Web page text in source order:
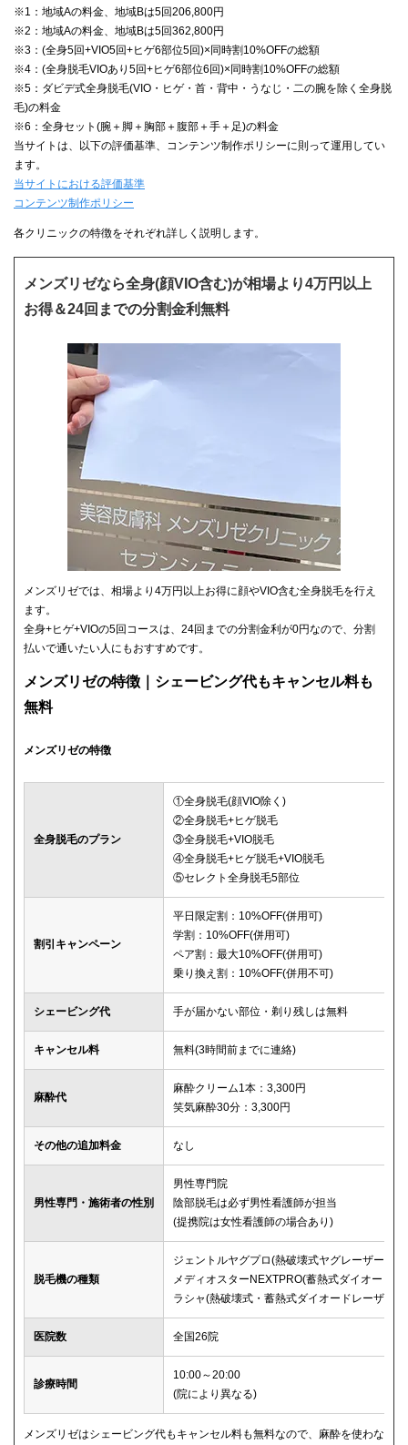
※1：地域Aの料金、地域Bは5回206,800円
※2：地域Aの料金、地域Bは5回362,800円
※3：(全身5回+VIO5回+ヒゲ6部位5回)×同時割10%OFFの総額
※4：(全身脱毛VIOあり5回+ヒゲ6部位6回)×同時割10%OFFの総額
※5：ダビデ式全身脱毛(VIO・ヒゲ・首・背中・うなじ・二の腕を除く全身脱
毛)の料金
※6：全身セット(腕＋脚＋胸部＋腹部＋手＋足)の料金
当サイトは、以下の評価基準、コンテンツ制作ポリシーに則って運用してい
ます。
当サイトにおける評価基準
コンテンツ制作ポリシー
各クリニックの特徴をそれぞれ詳しく説明します。
メンズリゼなら全身(顔VIO含む)が相場より4万円以上
お得＆24回までの分割金利無料
メンズリゼでは、相場より4万円以上お得に顔やVIO含む全身脱毛を行え
ます。
全身+ヒゲ+VIOの5回コースは、24回までの分割金利が0円なので、分割
払いで通いたい人にもおすすめです。
メンズリゼの特徴｜シェービング代もキャンセル料も
無料
メンズリゼの特徴
全身脱毛のプラン
①全身脱毛(顔VIO除く)
②全身脱毛+ヒゲ脱毛
③全身脱毛+VIO脱毛
④全身脱毛+ヒゲ脱毛+VIO脱毛
⑤セレクト全身脱毛5部位
割引キャンペーン
平日限定割：10%OFF(併用可)
学割：10%OFF(併用可)
ペア割：最大10%OFF(併用可)
乗り換え割：10%OFF(併用不可)
シェービング代 手が届かない部位・剃り残しは無料
キャンセル料 無料(3時間前までに連絡)
麻酔代
麻酔クリーム1本：3,300円
笑気麻酔30分：3,300円
その他の追加料金 なし
男性専門・施術者の性別
男性専門院
陰部脱毛は必ず男性看護師が担当
(提携院は女性看護師の場合あり)
脱毛機の種類
ジェントルヤグプロ(熱破壊式ヤグレーザー)
メディオスターNEXTPRO(蓄熱式ダイオード)
ラシャ(熱破壊式・蓄熱式ダイオードレーザー)
医院数 全国26院
診療時間
10:00～20:00
(院により異なる)
メンズリゼはシェービング代もキャンセル料も無料なので、麻酔を使わな